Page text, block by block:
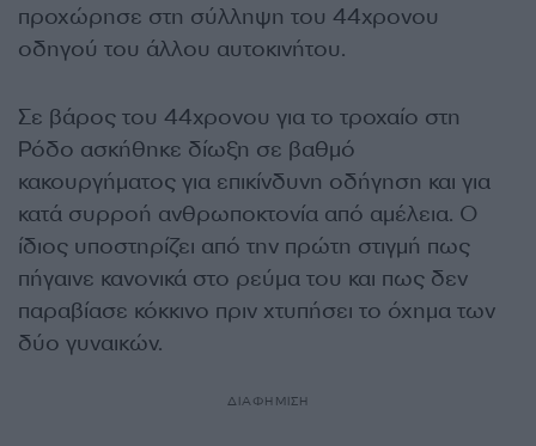
προχώρησε στη σύλληψη του 44χρονου
οδηγού του άλλου αυτοκινήτου.
Σε βάρος του 44χρονου για το τροχαίο στη
Ρόδο ασκήθηκε δίωξη σε βαθμό
κακουργήματος για επικίνδυνη οδήγηση και για
κατά συρροή ανθρωποκτονία από αμέλεια. Ο
ίδιος υποστηρίζει από την πρώτη στιγμή πως
πήγαινε κανονικά στο ρεύμα του και πως δεν
παραβίασε κόκκινο πριν χτυπήσει το όχημα των
δύο γυναικών.
ΔΙΑΦΗΜΙΣΗ